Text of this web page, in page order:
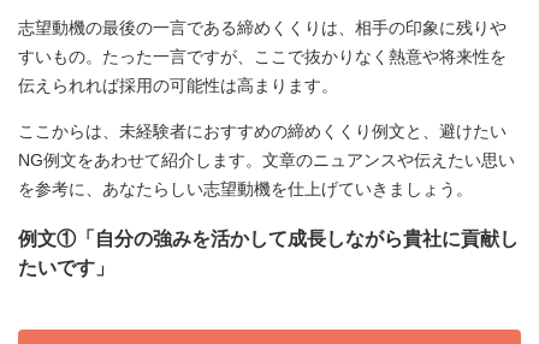
志望動機の最後の一言である締めくくりは、相手の印象に残りや
すいもの。たった一言ですが、ここで抜かりなく熱意や将来性を
伝えられれば採用の可能性は高まります。
ここからは、未経験者におすすめの締めくくり例文と、避けたい
NG例文をあわせて紹介します。文章のニュアンスや伝えたい思い
を参考に、あなたらしい志望動機を仕上げていきましょう。
例文①「自分の強みを活かして成長しながら貴社に貢献し
たいです」